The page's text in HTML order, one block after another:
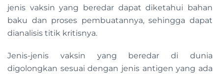
jenis vaksin yang beredar dapat diketahui bahan
baku dan proses pembuatannya, sehingga dapat
dianalisis titik kritisnya.
Jenis-jenis vaksin yang beredar di dunia
digolongkan sesuai dengan jenis antigen yang ada